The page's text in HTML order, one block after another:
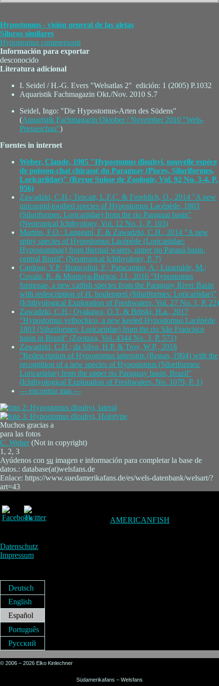
Hypostomus - visión general de las aletas
Siluros similares
Hypostomus commersonii
Información para exportar
desconocido
Literatura adicional
I. Seidel / H.-G. Evers "Welsatlas 2" edición: 1 (2005) P.1032
Aquaristik Fachmagazin Okt./Nov. 2010 S.7
Seidel, Ingo: "Die Hypostomus-Arten des Südens"
(Aquaristik Fachmagazin Oktober / November 2010 "Wels-
Presseschau")
Fuentes in internet
Weber, Claude, 1985 "Hypostomus dlouhyi, nouvelle espèce
de poisson-chat chirassé du Paraguay (Pisces, Siluriformes,
Loricariidae)" (Revue Suisse de Zoologie, Vol. 92 No. 3-4, P.
956)
Zawadzki, C.H.; Tencatt, L.F.C. & Froehlich, O., 2014 "A new
unicuspid-toothed species of Hypostomus Lacépède, 1803
(Siluriformes: Loricariidae) from the rio Paraguai basin"
(Neotropical Ichthyology, Vol. 12 No. 1, P. 103)
Martins, F.O.; Langeani, F. & Zawadzki, C.H., 2014 "A new
spiny species of Hypostomus Lacépède (Loricariidae:
Hypostominae) from thermal waters, upper rio Paraná basin,
central Brazil" (Neotropical Ichthyology, P. 7)
Cardoso, Y.P.; Brancolini, F.; Paracampo, A.; Lizarralde, M.;
Covain, R. & Montoya-Burgos, J.I., 2016 "Hypostomus
formosae, a new catfish species from the Paraguay River Basin
with redescription of H. boulengeri (Siluriformes: Loricariidae)"
(Ichthyological Exploration of Freshwaters, Vol. 27 No. 1, P. 22)
Zawadzki, C.H.; Oyakawa, O.T. & Britski, H.a., 2017
"Hypostomus velhochico, a new keeled Hypostomus Lacépède,
1803 (Siluriformes: Loricariidae) from the rio São Francisco
basin in Brazil" (Zootaxa, Vol. 4344 No. 3, P. 571)
Zawadzki, C.H.; da Silva, H.P. & Troy, W.P., 2018
"Redescription of Hypostomus latirostris (Regan, 1904) with the
recognition of a new species of Hypostomus (Siluriformes:
Loricariidae) from the upper rio Paraguay basin, Brazil"
(Ichthyological Exploration of Freshwaters, No. 1079, P. 1)
--- encontrar mas ---
Muchos gracias a
para las fotos
C. Weber (Not in copyright)
1, 2, 3
Ayúdenos con su imagen e información para completar la base de
datos.: database(at)welsfans.de
Enlace: https://www.suedamerikafans.de/es/wels-datenbank/welsart/?
art=43
AMERICANFISH
Datenschutz
Impressum
Deutsch
English
Español
Português
Русский
© 2006 – 2026 Elko Kinlechner
Südamerikafans – Welsfans